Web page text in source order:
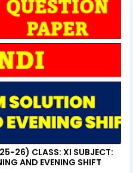
26) CLASS: XI SUBJECT:
AND EVENING SHIFT